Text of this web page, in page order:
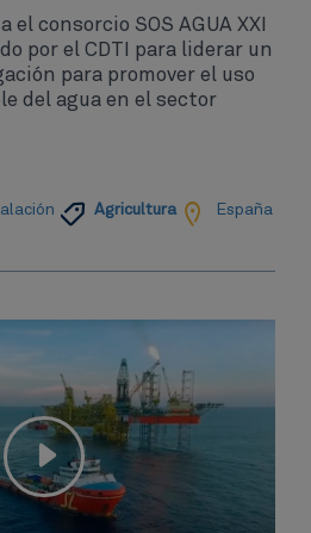
el consorcio SOS AGUA XXI
por el CDTI para liderar un
para promover el uso
del agua en el sector
Agricultura España